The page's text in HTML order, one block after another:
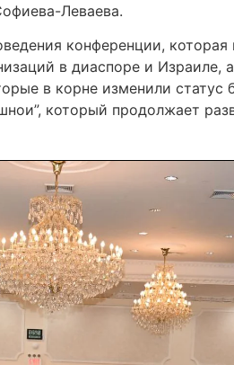
Леваева.
конференции,
в диаспоре и Израиле,
в корне изменили статус
который продолжает